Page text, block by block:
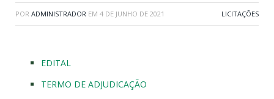
POR ADMINISTRADOR EM 4 DE JUNHO DE 2021 LICITAÇÕES
EDITAL
TERMO DE ADJUDICAÇÃO